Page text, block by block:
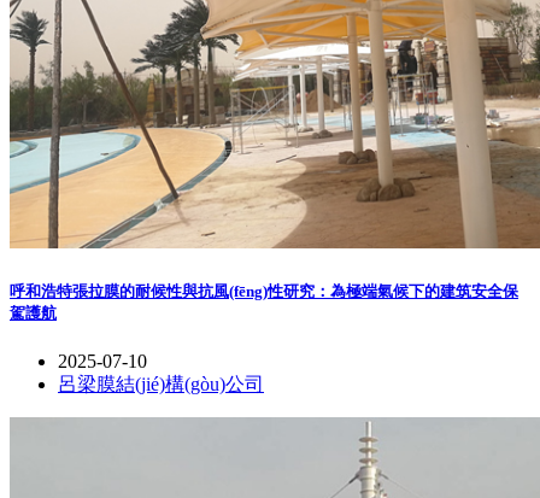
呼和浩特張拉膜的耐候性與抗風(fēng)性研究：為極端氣候下的建筑安全保
駕護航
2025-07-10
呂梁膜結(jié)構(gòu)公司